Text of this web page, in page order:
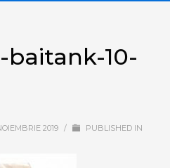
10-
2019 / PUBLISHED IN